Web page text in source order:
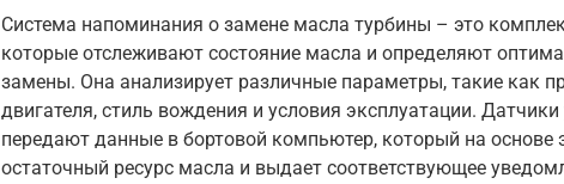
Система напоминания о замене масла турбины – это
которые отслеживают состояние масла и определяют
замены. Она анализирует различные параметры, такие как
двигателя, стиль вождения и условия эксплуатации.
передают данные в бортовой компьютер, который на основе
остаточный ресурс масла и выдает соответствующее